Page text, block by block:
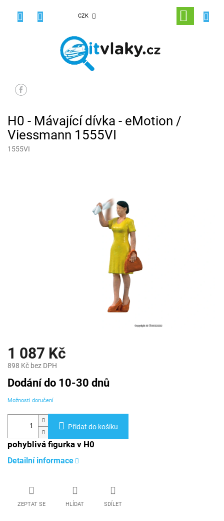
CZK
NÁKUPNÍ
KOŠÍK
H0 - Mávající dívka - eMotion /
Viessmann 1555VI
1555VI
1 087 Kč
898 Kč bez DPH
Měrná
cena:
Dodání do 10-30 dnů
Možnosti doručení
Přidat do košíku
pohyblivá figurka v H0
Detailní informace
ZEPTAT SE HLÍDAT SDÍLET